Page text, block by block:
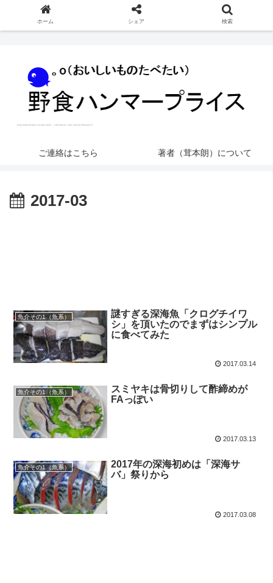
ご連絡はこちら 著者（茸本朗）について
2017-03
魚介その1（魚系）
謎すぎる深海魚「クログチイワ
シ」を頂いたのでまずはシンプル
に食べてみた
2017.03.14
魚介その1（魚系）
スミヤキは骨切りして酢締めが
FAっぽい
2017.03.13
魚介その1（魚系）
2017年の深海初めは「深海サ
バ」祭りから
2017.03.08
ホーム シェア 検索